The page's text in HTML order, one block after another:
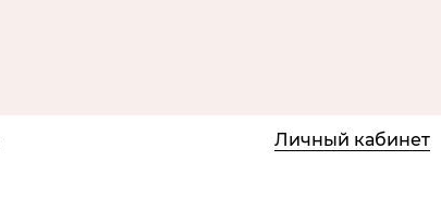
Личный кабинет